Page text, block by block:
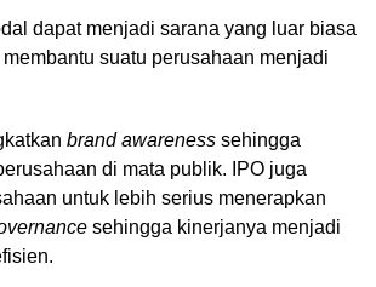
dapat menjadi sarana yang luar biasa
suatu perusahaan menjadi
brand awareness sehingga
di mata publik. IPO juga
untuk lebih serius menerapkan
sehingga kinerjanya menjadi